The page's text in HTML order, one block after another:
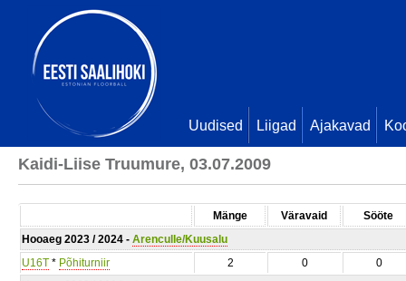
Uudised Liigad Ajakavad
Kaidi-Liise Truumure, 03.07.2009
Mänge Väravaid
Sööte
Hooaeg 2023 / 2024 - Arenculle/Kuusalu
U16T * Põhiturniir 2 0
0